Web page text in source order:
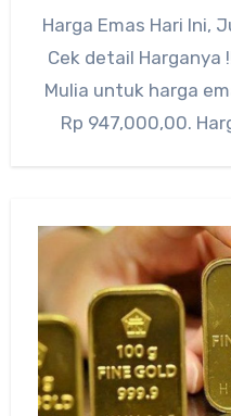
Harga Emas Hari Ini,
Cek detail Harganya
Mulia untuk harga
Rp 947,000,00.